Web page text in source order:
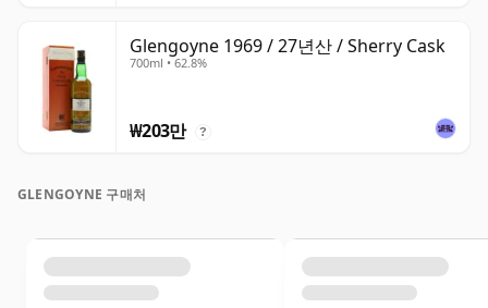
Glengoyne 1969 / 27년산 / Sherry Cask
700ml • 62.8%
₩203만 ?
GLENGOYNE 구매처